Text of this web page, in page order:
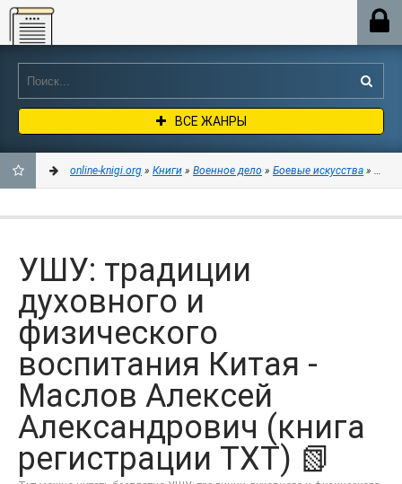
Online-knigi.org
ВСЕ ЖАНРЫ
ЗАКЛАДКИ
online-knigi.org » Книги » Военное дело » Боевые искусства » УШУ:
УШУ: традиции
духовного и
физического
воспитания Китая -
Маслов Алексей
Александрович (книга
регистрации TXT) 📗